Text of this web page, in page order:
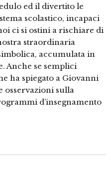
ed il divertito le
scolastico, incapaci
ci si ostini a rischiare di
straordinaria
accumulata in
Anche se semplici
ha spiegato a Giovanni
osservazioni sulla
d’insegnamento